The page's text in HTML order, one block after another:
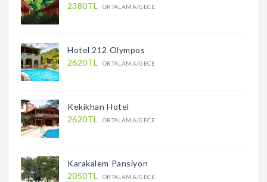
2380TL
ORTALAMA/GECE
Hotel 212 Olympos
2620TL
ORTALAMA/GECE
Kekikhan Hotel
2620TL
ORTALAMA/GECE
Karakalem Pansiyon
2050TL
ORTALAMA/GECE